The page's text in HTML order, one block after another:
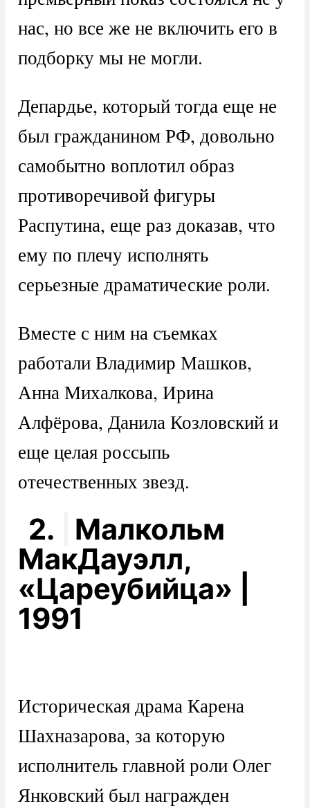
нас, но все же не включить его в
подборку мы не могли.
Депардье, который тогда еще не
был гражданином РФ, довольно
самобытно воплотил образ
противоречивой фигуры
Распутина, еще раз доказав, что
ему по плечу исполнять
серьезные драматические роли.
Вместе с ним на съемках
работали Владимир Машков,
Анна Михалкова, Ирина
Алфёрова, Данила Козловский и
еще целая россыпь
отечественных звезд.
2.
Малкольм
МакДауэлл,
«Цареубийца» |
1991
Историческая драма Карена
Шахназарова, за которую
исполнитель главной роли Олег
Янковский был награжден